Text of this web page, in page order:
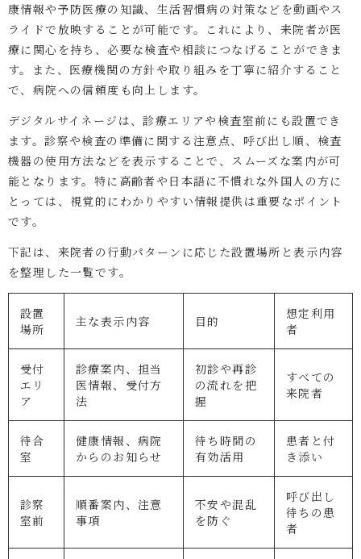
康情報や予防医療の知識、生活習慣病の対策などを動画やス
ライドで放映することが可能です。これにより、来院者が医
療に関心を持ち、必要な検査や相談につなげることができま
す。また、医療機関の方針や取り組みを丁寧に紹介すること
で、病院への信頼度も向上します。
デジタルサイネージは、診療エリアや検査室前にも設置でき
ます。診察や検査の準備に関する注意点、呼び出し順、検査
機器の使用方法などを表示することで、スムーズな案内が可
能となります。特に高齢者や日本語に不慣れな外国人の方に
とっては、視覚的にわかりやすい情報提供は重要なポイント
です。
下記は、来院者の行動パターンに応じた設置場所と表示内容
を整理した一覧です。
設置
場所
主な表示内容 目的
想定利用
者
受付
エリ
ア
診療案内、担当
医情報、受付方
法
初診や再診
の流れを把
握
すべての
来院者
待合
室
健康情報、病院
からのお知らせ
待ち時間の
有効活用
患者と付
き添い
診察
室前
順番案内、注意
事項
不安や混乱
を防ぐ
呼び出し
待ちの患
者